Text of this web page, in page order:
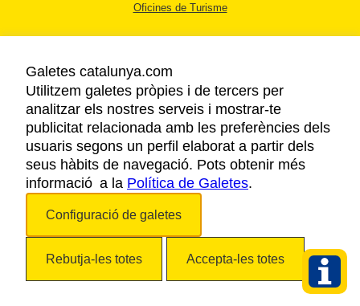
Oficines de Turisme
AVÍS LEGAL
POLÍTICA DE PRIVACITAT
COOKIES
ACCESSIBILITAT
Galetes catalunya.com
Utilitzem galetes pròpies i de tercers per
analitzar els nostres serveis i mostrar-te
publicitat relacionada amb les preferències dels
usuaris segons un perfil elaborat a partir dels
seus hàbits de navegació. Pots obtenir més
informació a la Política de Galetes.
Configuració de galetes
Rebutja-les totes Accepta-les totes